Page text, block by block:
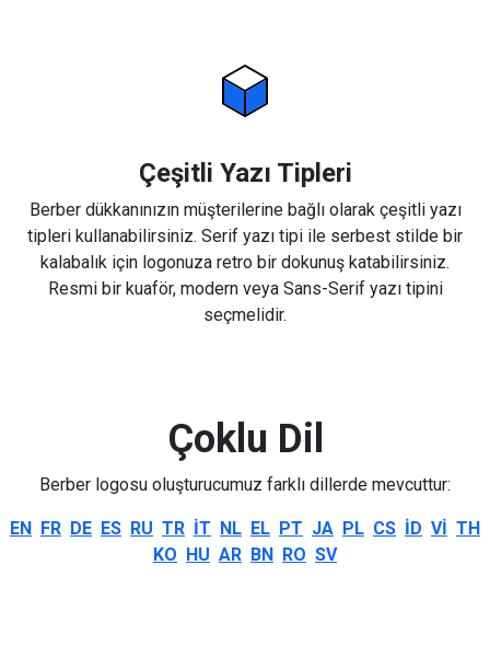
Çeşitli Yazı Tipleri
Berber dükkanınızın müşterilerine bağlı olarak çeşitli yazı
tipleri kullanabilirsiniz. Serif yazı tipi ile serbest stilde bir
kalabalık için logonuza retro bir dokunuş katabilirsiniz.
Resmi bir kuaför, modern veya Sans-Serif yazı tipini
seçmelidir.
Çoklu Dil
Berber logosu oluşturucumuz farklı dillerde mevcuttur:
EN FR DE ES RU TR IT NL EL PT JA PL CS ID VI TH
KO HU AR BN RO SV